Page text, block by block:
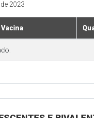
2023
Vacina